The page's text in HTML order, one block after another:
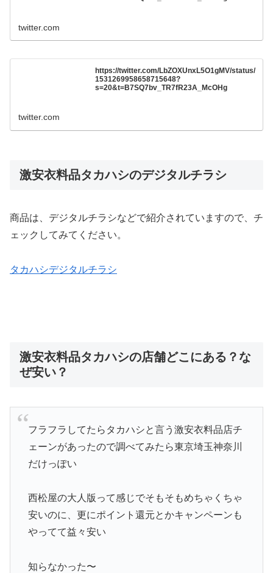
twitter.com
https://twitter.com/LbZOXUnxL5O1gMV/status/
1531269958658715648?
s=20&t=B7SQ7bv_TR7fR23A_McOHg
twitter.com
激安衣料品タカハシのデジタルチラシ
商品は、デジタルチラシなどで紹介されていますので、チ
ェックしてみてください。
タカハシデジタルチラシ
激安衣料品タカハシの店舗どこにある？な
ぜ安い？
フラフラしてたらタカハシと言う激安衣料品店チ
ェーンがあったので調べてみたら東京埼玉神奈川
だけっぽい
西松屋の大人版って感じでそもそもめちゃくちゃ
安いのに、更にポイント還元とかキャンペーンも
やってて益々安い
知らなかった〜